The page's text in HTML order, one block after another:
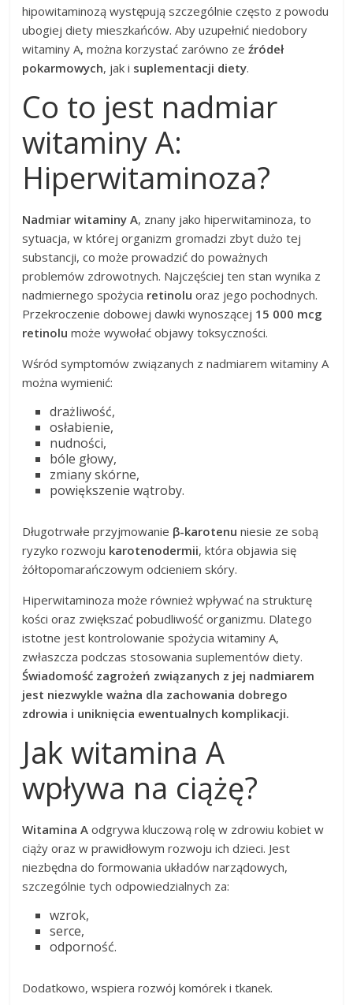
hipowitaminozą występują szczególnie często z powodu
ubogiej diety mieszkańców. Aby uzupełnić niedobory
witaminy A, można korzystać zarówno zeźródeł
pokarmowych, jak i suplementacji diety.
Co to jest nadmiar
witaminy A:
Hiperwitaminoza?
Nadmiar witaminy A, znany jako hiperwitaminoza, to
sytuacja, w której organizm gromadzi zbyt dużo tej
substancji, co może prowadzić do poważnych
problemów zdrowotnych. Najczęściej ten stan wynika z
nadmiernego spożycia retinolu oraz jego pochodnych.
Przekroczenie dobowej dawki wynoszącej 15 000 mcg
retinolu może wywołać objawy toksyczności.
Wśród symptomów związanych z nadmiarem witaminy A
można wymienić:
drażliwość,
osłabienie,
nudności,
bóle głowy,
zmiany skórne,
powiększenie wątroby.
Długotrwałe przyjmowanie β-karotenu niesie ze sobą
ryzyko rozwoju karotenodermii, która objawia się
żółtopomarańczowym odcieniem skóry.
Hiperwitaminoza może również wpływać na strukturę
kości oraz zwiększać pobudliwość organizmu. Dlatego
istotne jest kontrolowanie spożycia witaminy A,
zwłaszcza podczas stosowania suplementów diety.
Świadomość zagrożeń związanych z jej nadmiarem
jest niezwykle ważna dla zachowania dobrego
zdrowia i uniknięcia ewentualnych komplikacji.
Jak witamina A
wpływa na ciążę?
Witamina A odgrywa kluczową rolę w zdrowiu kobiet w
ciąży oraz w prawidłowym rozwoju ich dzieci. Jest
niezbędna do formowania układów narządowych,
szczególnie tych odpowiedzialnych za:
wzrok,
serce,
odporność.
Dodatkowo, wspiera rozwój komórek i tkanek.